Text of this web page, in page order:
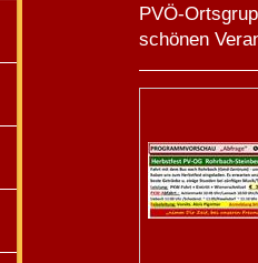
PVÖ-
schönen